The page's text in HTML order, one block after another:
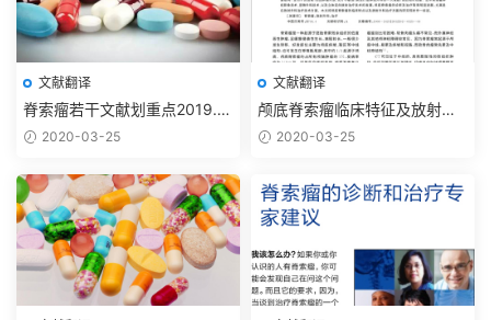
文献翻译
脊索瘤若干文献划重点2019.11
【抗癌药篇】
2020-03-25
文献翻译
颅底脊索瘤临床特征及放射外
科治疗进展2012
2020-03-25